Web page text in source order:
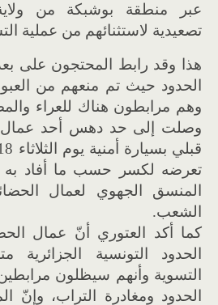
عبر منطقة بوشبكة من
تصعيدية لاستثنائهم من عملية
هذا وقد رابط المحتجون على
وهم مرابطون هناك للعراء
وصلت إلى حد دهس أحد عمال
تعرضه لكسر حسب ما أفاد به
المنسق الجهوي لعمال
الشعب.
كما أكد العتوري أنّ عمال
الحدود التونسية
التسوية وأنهم سيظلون
الحدود ومغادرة التراب، وإنّ